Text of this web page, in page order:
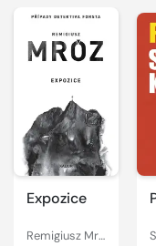
Expozice
Remigiusz Mróz